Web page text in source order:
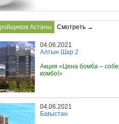
Астаны Смотреть →
04.06.2021
Алтын Шар 2
Акция «Цена бомба –
комбо!»
04.06.2021
Бағыстан